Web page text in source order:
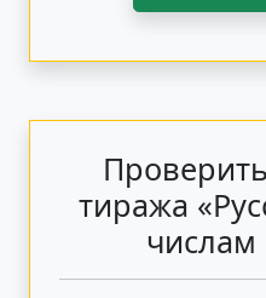
тиража
числам